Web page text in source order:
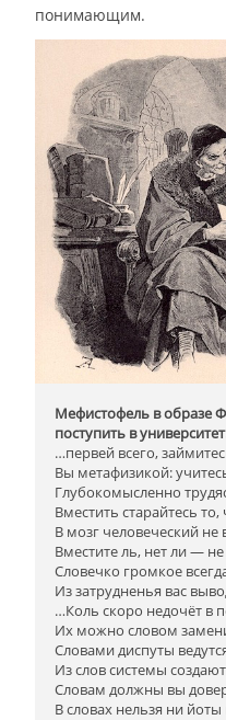
понимающим.
Мефистофель в образе
поступить в
…первей всего,
Вы метафизикой:
Глубокомысленно
Вместить старайтесь то,
В мозг человеческий не
Вместите ль, нет ли —
Словечко громкое
Из затрудненья вас
…Коль скоро недочёт в
Их можно словом
Словами диспуты
Из слов системы
Словам должны вы
В словах нельзя ни